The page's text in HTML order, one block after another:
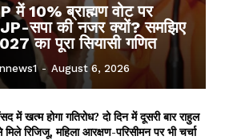
में 10% ब्राह्मण वोट पर
सपा की नजर क्यों? समझिए
का पूरा सियासी गणित
- August 6, 2026
में खत्म होगा गतिरोध? दो दिन में दूसरी बार राहुल
मिले रिजिजू, महिला आरक्षण-परिसीमन पर भी चर्चा